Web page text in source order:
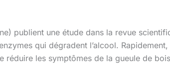
publient une étude dans la revue
qui dégradent l’alcool.
réduire les symptômes de la gueule de